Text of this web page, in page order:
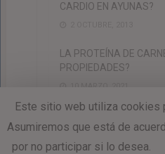
CARDIO EN AYUNAS?
LA PROTEÍNA DE
PROPIEDADES?
10 MARZO, 2021
Este sitio web utiliza cookies
Asumiremos que está de
por no participar si lo desea.